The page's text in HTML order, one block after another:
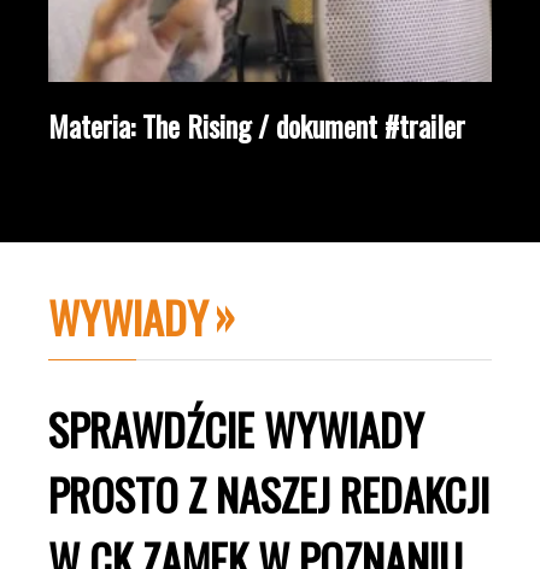
Materia: The Rising / dokument #trailer
WYWIADY
SPRAWDŹCIE WYWIADY
PROSTO Z NASZEJ REDAKCJI